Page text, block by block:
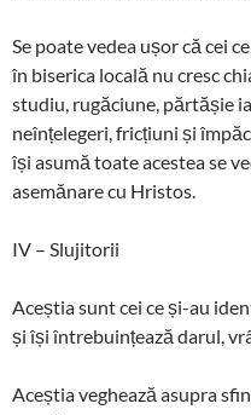
Se poate vedea ușor că cei
în biserica locală nu cresc
studiu, rugăciune, părtășie
neînțelegeri, fricțiuni și
își asumă toate acestea se
asemănare cu Hristos.
IV – Slujitorii
Aceștia sunt cei ce și-au
și își întrebuințează darul,
Aceștia veghează asupra